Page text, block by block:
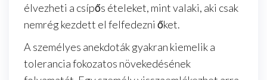
élvezheti a csípős ételeket, mint valaki, aki csak
nemrég kezdett el felfedezni őket.
A személyes anekdoták gyakran kiemelik a
tolerancia fokozatos növekedésének